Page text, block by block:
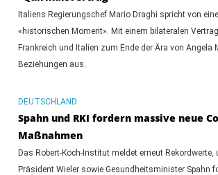
Italiens Regierungschef Mario Draghi spricht von
«historischen Moment». Mit einem bilateralen
Frankreich und Italien zum Ende der Ära von Angela
Beziehungen aus.
DEUTSCHLAND
Spahn und RKI fordern massive neue
Maßnahmen
Das Robert-Koch-Institut meldet erneut Rekordwerte,
Präsident Wieler sowie Gesundheitsminister Spahn